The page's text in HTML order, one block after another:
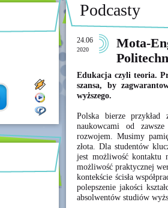
Podcasty
24.06
2020
Mota-
Edukacja czyli teoria.
szansa, by
wyższego.
Polska bierze
naukowcami od
rozwojem. Musimy
złota. Dla studentów
jest możliwość kontaktu
możliwość praktycznej
kontekście ścisła
polepszenie jakości
absolwentów studiów